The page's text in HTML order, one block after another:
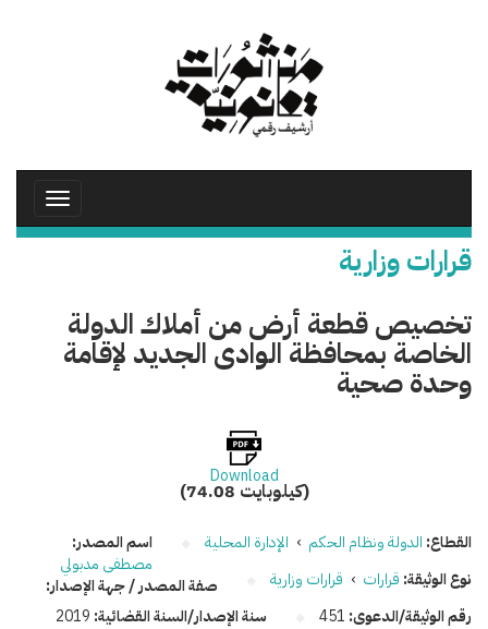
Toggle
قرارات وزارية
تخصيص قطعة أرض من أملاك الدولة
الخاصة بمحافظة الوادى الجديد لإقامة
وحدة صحية
Download
(74.08 كيلوبايت)
القطاع: الدولة ونظام الحكم › الإدارة المحلية
نوع الوثيقة: قرارات › قرارات وزارية
رقم الوثيقة/الدعوى: 451 سنة الإصدار/السنة القضائية: 2019
اسم المصدر:
مصطفى مدبولي
صفة المصدر / جهة الإصدار: